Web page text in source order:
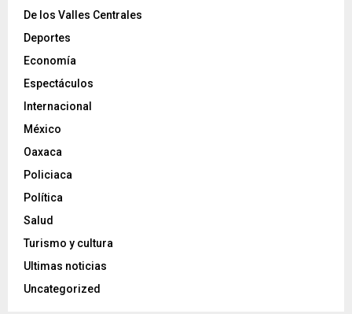
De los Valles Centrales
Deportes
Economía
Espectáculos
Internacional
México
Oaxaca
Policiaca
Política
Salud
Turismo y cultura
Ultimas noticias
Uncategorized